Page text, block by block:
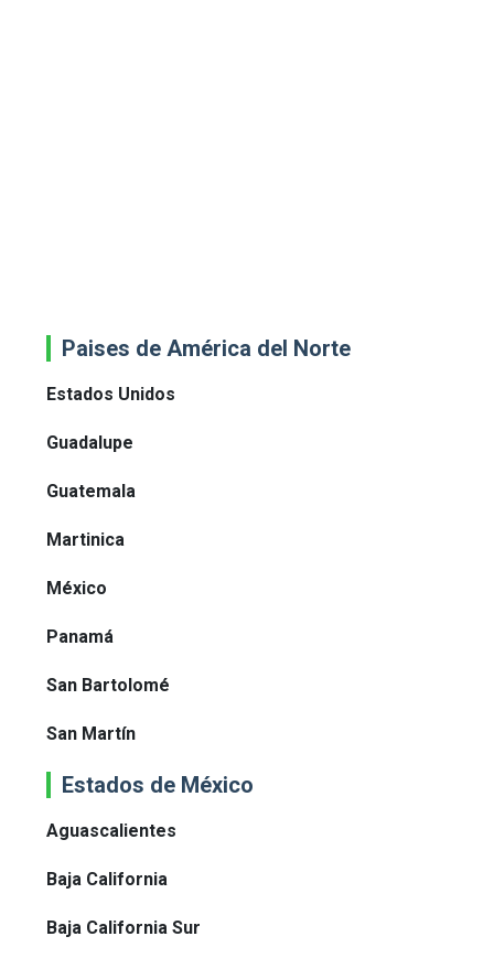
Paises de América del Norte
Estados Unidos
Guadalupe
Guatemala
Martinica
México
Panamá
San Bartolomé
San Martín
Estados de México
Aguascalientes
Baja California
Baja California Sur